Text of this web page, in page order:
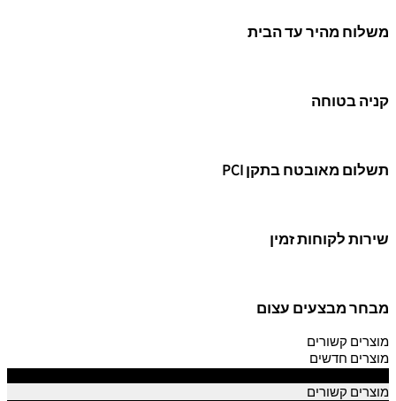
משלוח מהיר עד הבית
קניה בטוחה
תשלום מאובטח בתקן PCI
שירות לקוחות זמין
מבחר מבצעים עצום
מוצרים קשורים
מוצרים חדשים
מוצרים קשורים